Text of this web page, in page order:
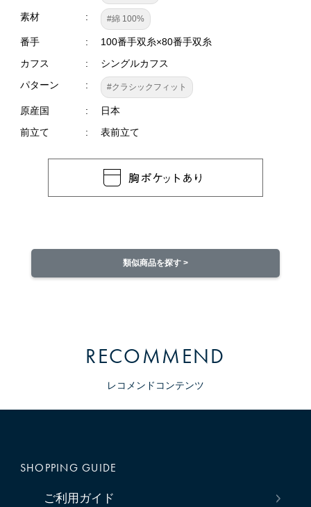
素材 #綿 100%
番手
100番手双糸×80番手双糸
カフス
シングルカフス
パターン
#クラシックフィット
原産国
日本
前立て
表前立て
類似商品を探す >
RECOMMEND
レコメンドコンテンツ
SHOPPING GUIDE
ご利用ガイド